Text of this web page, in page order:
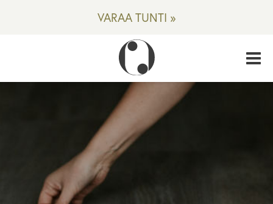
VARAA TUNTI »